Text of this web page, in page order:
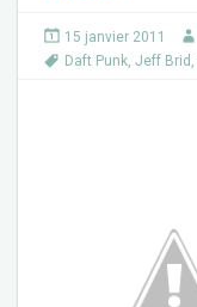
15 janvier 2011
Daft Punk, Jeff Brid ,